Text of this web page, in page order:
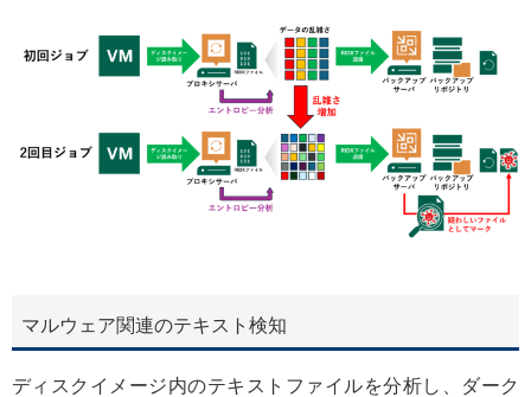
マルウェア関連のテキスト検知
ディスクイメージ内のテキストファイルを分析し、ダーク